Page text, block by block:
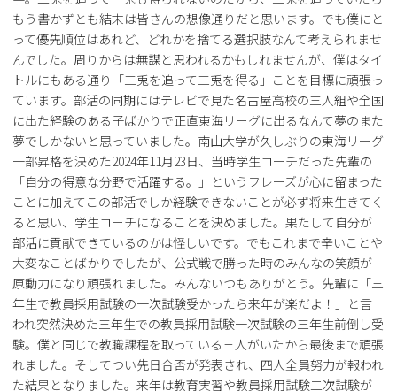
もう書かずとも結末は皆さんの想像通りだと思います。でも僕にと
って優先順位はあれど、どれかを捨てる選択肢なんて考えられませ
んでした。周りからは無謀と思われるかもしれませんが、僕はタイ
トルにもある通り「三兎を追って三兎を得る」ことを目標に頑張っ
ています。部活の同期にはテレビで見た名古屋高校の三人組や全国
に出た経験のある子ばかりで正直東海リーグに出るなんて夢のまた
夢でしかないと思っていました。南山大学が久しぶりの東海リーグ
一部昇格を決めた2024年11月23日、当時学生コーチだった先輩の
「自分の得意な分野で活躍する。」というフレーズが心に留まった
ことに加えてこの部活でしか経験できないことが必ず将来生きてく
ると思い、学生コーチになることを決めました。果たして自分が
部活に貢献できているのかは怪しいです。でもこれまで辛いことや
大変なことばかりでしたが、公式戦で勝った時のみんなの笑顔が
原動力になり頑張れました。みんないつもありがとう。先輩に「三
年生で教員採用試験の一次試験受かったら来年が楽だよ！」と言
われ突然決めた三年生での教員採用試験一次試験の三年生前倒し受
験。僕と同じで教職課程を取っている三人がいたから最後まで頑張
れました。そしてつい先日合否が発表され、四人全員努力が報われ
た結果となりました。来年は教育実習や教員採用試験二次試験が